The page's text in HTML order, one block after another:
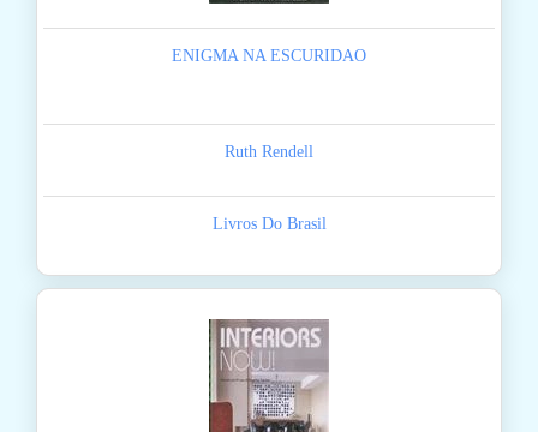
ENIGMA NA ESCURIDAO
Ruth Rendell
Livros Do Brasil